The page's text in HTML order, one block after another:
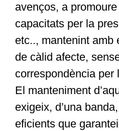
avenços, a
capacitats per la
etc.., mantenint amb
de càlid afecte,
correspondència per
El manteniment
exigeix, d’una
eficients que